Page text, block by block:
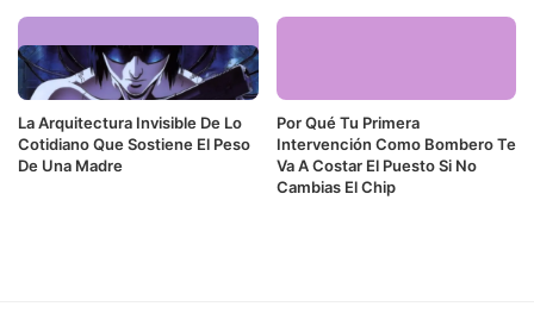
La Arquitectura Invisible De Lo
Cotidiano Que Sostiene El Peso
De Una Madre
Por Qué Tu Primera
Intervención Como Bombero Te
Va A Costar El Puesto Si No
Cambias El Chip